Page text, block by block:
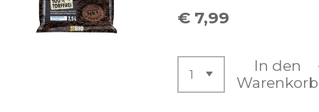
€ 7,99
In den
Warenkorb